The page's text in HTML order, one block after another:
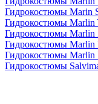
Гидрокостюмы Marin
Гидрокостюмы Marlin
Гидрокостюмы Marlin
Гидрокостюмы Marlin
Гидрокостюмы Marlin
Гидрокостюмы